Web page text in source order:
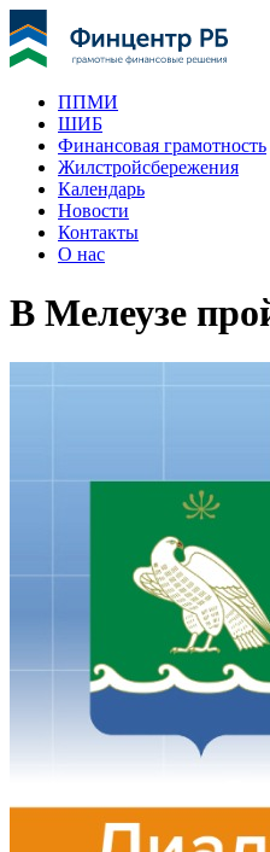
ППМИ
ШИБ
Финансовая грамотность
Жилстройсбережения
Календарь
Новости
Контакты
О нас
В Мелеузе